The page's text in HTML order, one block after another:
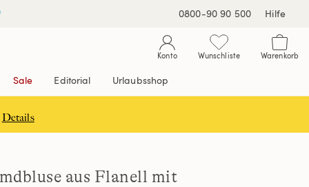
0800-90 90 500 Hilfe
Konto Wunschliste Warenkorb
Sale Editorial Urlaubsshop
Details
aus Flanell mit